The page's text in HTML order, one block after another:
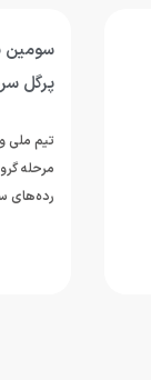
سومین
پرگل
تیم ملی
مرحله
رده‌های